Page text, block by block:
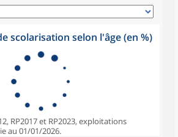
scolarisation selon l'âge (en %)
RP2017 et RP2023, exploitations
au 01/01/2026.